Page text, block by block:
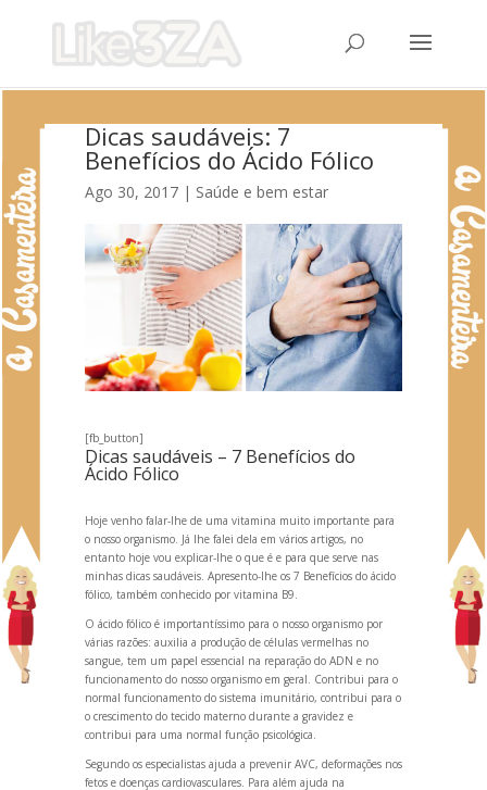
Dicas saudáveis: 7
Benefícios do Ácido Fólico
Ago 30, 2017| Saúde e bem estar
[fb_button]
Dicas saudáveis – 7 Benefícios do
Ácido Fólico
Hoje venho falar-lhe de uma vitamina muito importante para
o nosso organismo. Já lhe falei dela em vários artigos, no
entanto hoje vou explicar-lhe o que é e para que serve nas
minhas dicas saudáveis. Apresento-lhe os 7 Benefícios do ácido
fólico, também conhecido por vitamina B9.
O ácido fólico é importantíssimo para o nosso organismo por
várias razões: auxilia a produção de células vermelhas no
sangue, tem um papel essencial na reparação do ADN e no
funcionamento do nosso organismo em geral. Contribui para o
normal funcionamento do sistema imunitário, contribui para o
o crescimento do tecido materno durante a gravidez e
contribui para uma normal função psicológica.
Segundo os especialistas ajuda a prevenir AVC, deformações nos
fetos e doenças cardiovasculares. Para além ajuda na